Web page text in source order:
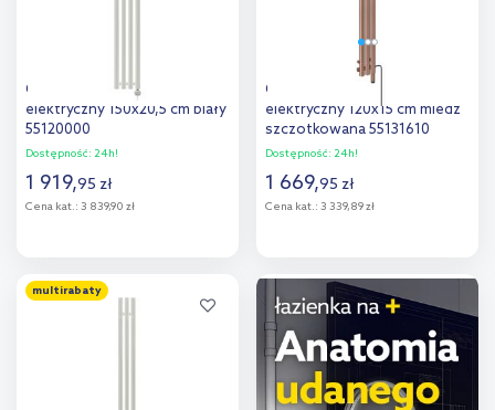
Oltens Stang (e) grzejnik
elektryczny 150x20,5 cm biały
55120000
Dostępność: 24h!
1 919,95 zł
Cena kat.: 3 839,90 zł
Dodaj do
Oltens Stang (e) grzejnik
elektryczny 120x15 cm miedź
szczotkowana 55131610
Dostępność: 24h!
1 669,95 zł
Cena kat.: 3 339,89 zł
Dodaj do
porównania
multirabaty